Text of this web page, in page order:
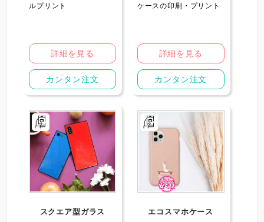
ルプリント
詳細を見る
カンタン注文
ケースの印刷・プリント
詳細を見る
カンタン注文
スクエア型ガラス
エコスマホケース